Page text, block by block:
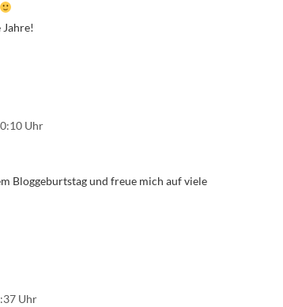
Uhr
Bloggeburtstag und freue mich auf viele
Uhr